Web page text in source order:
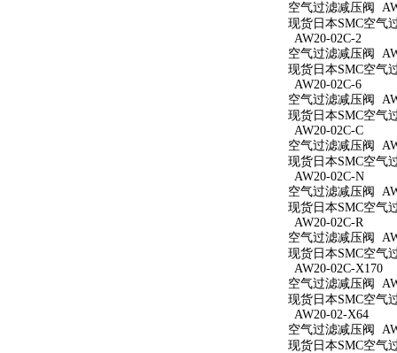
空气过滤减压阀
现货日本SMC空气
AW20-02C-2
空气过滤减压阀
现货日本SMC空气
AW20-02C-6
空气过滤减压阀
现货日本SMC空气
AW20-02C-C
空气过滤减压阀
现货日本SMC空气
AW20-02C-N
空气过滤减压阀
现货日本SMC空气
AW20-02C-R
空气过滤减压阀
现货日本SMC空气
AW20-02C-X170
空气过滤减压阀
现货日本SMC空气
AW20-02-X64
空气过滤减压阀
现货日本SMC空气